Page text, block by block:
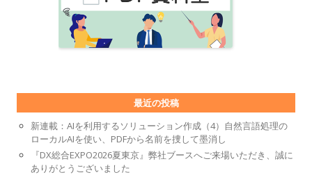
最近の投稿
新連載：AIを利用するソリューション作成（4）自然言語処理の
ローカルAIを使い、PDFから名前を捜して墨消し
『DX総合EXPO2026夏東京』弊社ブースへご来場いただき、誠に
ありがとうございました